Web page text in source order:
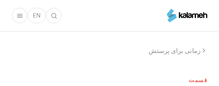
محتوای
EN
زمانی برای پرستش
قسمت